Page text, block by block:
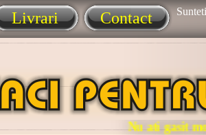
Livrari Contact
Nu ati gasit